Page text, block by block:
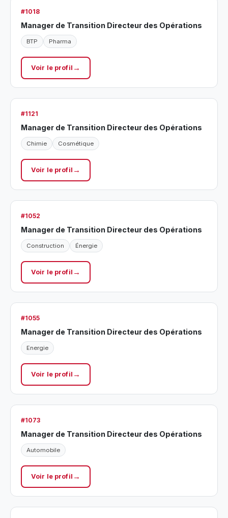
#1018
Manager de Transition Directeur des Opérations
BTP Pharma
Voir le profil
#1121
Manager de Transition Directeur des Opérations
Chimie Cosmétique
Voir le profil
#1052
Manager de Transition Directeur des Opérations
Construction Énergie
Voir le profil
#1055
Manager de Transition Directeur des Opérations
Energie
Voir le profil
#1073
Manager de Transition Directeur des Opérations
Automobile
Voir le profil